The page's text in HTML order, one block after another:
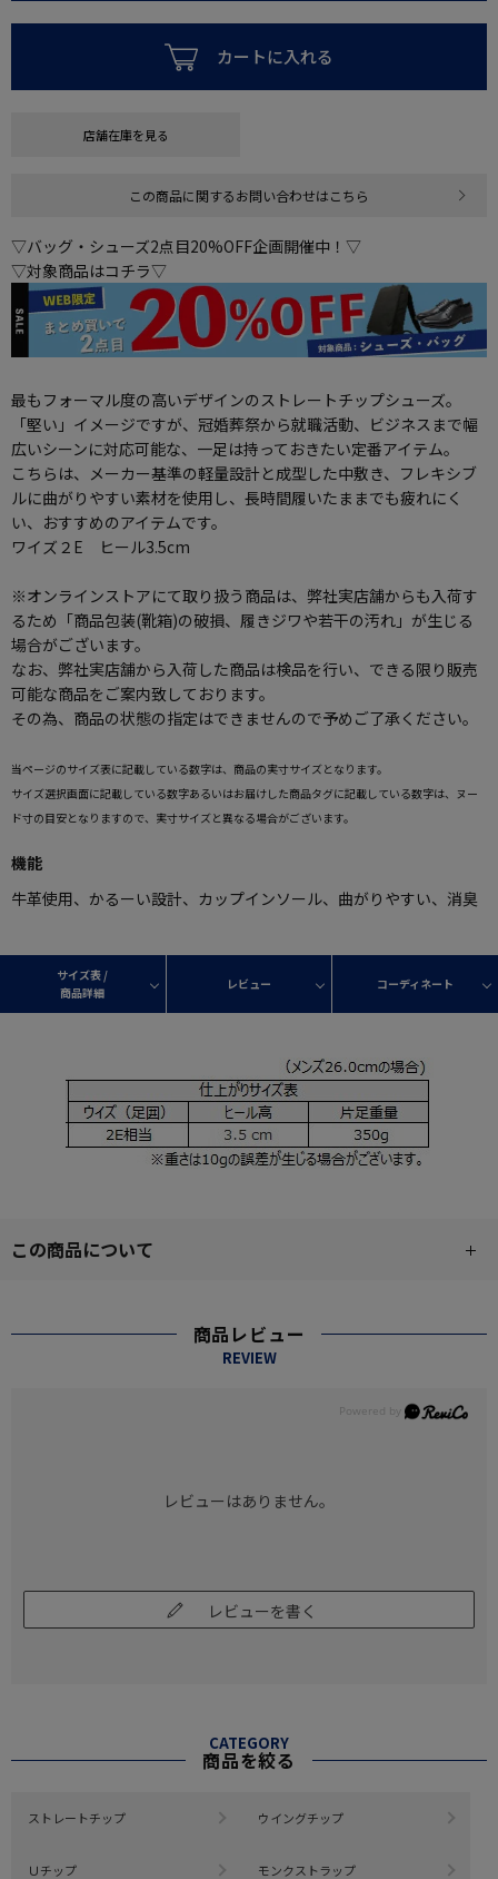
カートに入れる
店舗在庫を見る
この商品に関するお問い合わせはこちら
▽バッグ・シューズ2点目20%OFF企画開催中！▽
▽対象商品はコチラ▽
最もフォーマル度の高いデザインのストレートチップシューズ。
「堅い」イメージですが、冠婚葬祭から就職活動、ビジネスまで幅
広いシーンに対応可能な、一足は持っておきたい定番アイテム。
こちらは、メーカー基準の軽量設計と成型した中敷き、フレキシブ
ルに曲がりやすい素材を使用し、長時間履いたままでも疲れにく
い、おすすめのアイテムです。
ワイズ２E ヒール3.5cm
※オンラインストアにて取り扱う商品は、弊社実店舗からも入荷す
るため「商品包装(靴箱)の破損、履きジワや若干の汚れ」が生じる
場合がございます。
なお、弊社実店舗から入荷した商品は検品を行い、できる限り販売
可能な商品をご案内致しております。
その為、商品の状態の指定はできませんので予めご了承ください。
当ページのサイズ表に記載している数字は、商品の実寸サイズとなります。
サイズ選択画面に記載している数字あるいはお届けした商品タグに記載している数字は、ヌー
ド寸の目安となりますので、実寸サイズと異なる場合がございます。
機能
牛革使用、かるーい設計、カップインソール、曲がりやすい、消臭
サイズ表 /
商品詳細
レビュー コーディネート
この商品について
商品レビュー
REVIEW
レビューはありません。
レビューを書く
CATEGORY
商品を絞る
ストレートチップ ウイングチップ
Ｕチップ モンクストラップ